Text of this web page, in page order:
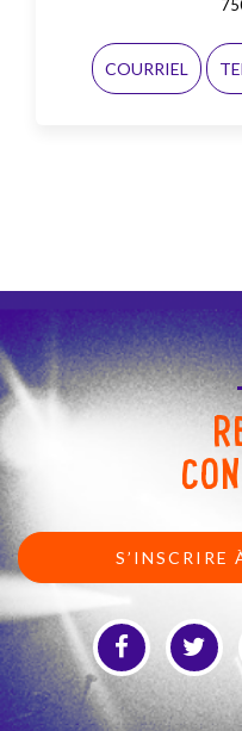
COURRIEL
S’INSCRIRE